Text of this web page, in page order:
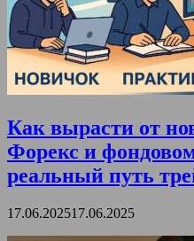
Как вырасти от
Форекс и
реальный путь
17.06.202517.06.2025